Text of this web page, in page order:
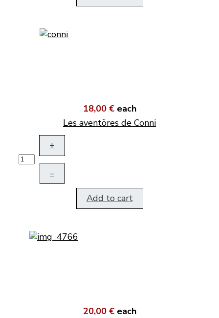
18,00 € each
Les aventöres de Conni
+
–
Add to cart
20,00 € each